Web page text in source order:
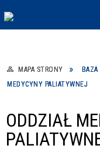
MAPA STRONY BAZA
MEDYCYNY PALIATYWNEJ
ODDZIAŁ